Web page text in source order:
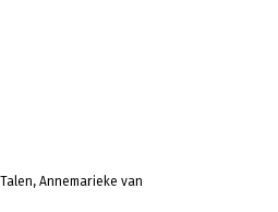
Annemarieke van